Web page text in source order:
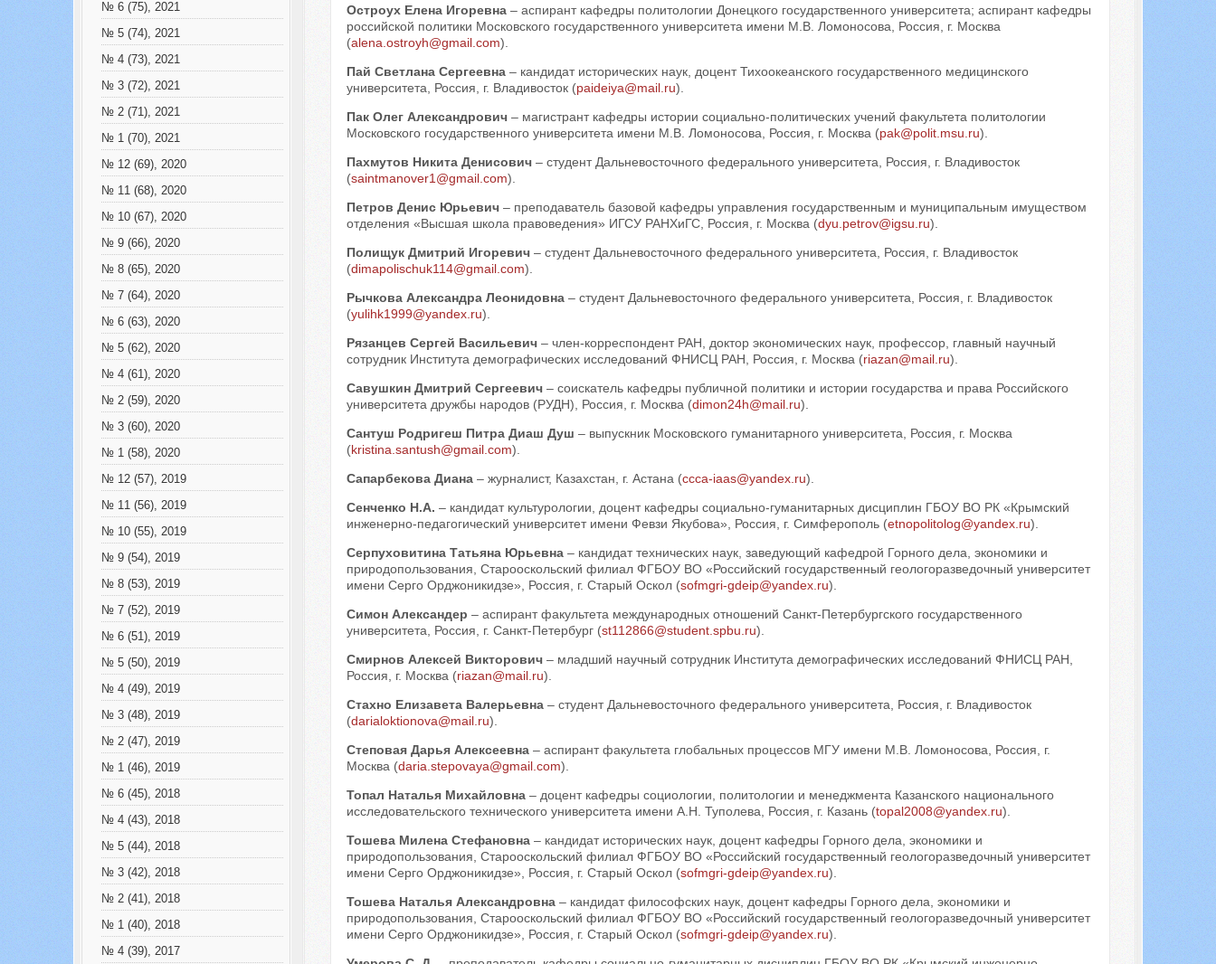
№ 6 (75), 2021
№ 5 (74), 2021
№ 4 (73), 2021
№ 3 (72), 2021
№ 2 (71), 2021
№ 1 (70), 2021
№ 12 (69), 2020
№ 11 (68), 2020
№ 10 (67), 2020
№ 9 (66), 2020
№ 8 (65), 2020
№ 7 (64), 2020
№ 6 (63), 2020
№ 5 (62), 2020
№ 4 (61), 2020
№ 2 (59), 2020
№ 3 (60), 2020
№ 1 (58), 2020
№ 12 (57), 2019
№ 11 (56), 2019
№ 10 (55), 2019
№ 9 (54), 2019
№ 8 (53), 2019
№ 7 (52), 2019
№ 6 (51), 2019
№ 5 (50), 2019
№ 4 (49), 2019
№ 3 (48), 2019
№ 2 (47), 2019
№ 1 (46), 2019
№ 6 (45), 2018
№ 4 (43), 2018
№ 5 (44), 2018
№ 3 (42), 2018
№ 2 (41), 2018
№ 1 (40), 2018
№ 4 (39), 2017
Остроух Елена Игоревна– аспирант кафедры политологии Донецкого государственного университета; аспирант кафедры
российской политики Московского государственного университета имени М.В. Ломоносова, Россия, г. Москва
(alena.ostroyh@gmail.com).
Пай Светлана Сергеевна– кандидат исторических наук, доцент Тихоокеанского государственного медицинского
университета, Россия, г. Владивосток (paideiya@mail.ru).
Пак Олег Александрович– магистрант кафедры истории социально-политических учений факультета политологии
Московского государственного университета имени М.В. Ломоносова, Россия, г. Москва (pak@polit.msu.ru).
Пахмутов Никита Денисович– студент Дальневосточного федерального университета, Россия, г. Владивосток
(saintmanover1@gmail.com).
Петров Денис Юрьевич– преподаватель базовой кафедры управления государственным и муниципальным имуществом
отделения «Высшая школа правоведения» ИГСУ РАНХиГС, Россия, г. Москва (dyu.petrov@igsu.ru).
Полищук Дмитрий Игоревич– студент Дальневосточного федерального университета, Россия, г. Владивосток
(dimapolischuk114@gmail.com).
Рычкова Александра Леонидовна– студент Дальневосточного федерального университета, Россия, г. Владивосток
(yulihk1999@yandex.ru).
Рязанцев Сергей Васильевич– член-корреспондент РАН, доктор экономических наук, профессор, главный научный
сотрудник Института демографических исследований ФНИСЦ РАН, Россия, г. Москва (riazan@mail.ru).
Савушкин Дмитрий Сергеевич– соискатель кафедры публичной политики и истории государства и права Российского
университета дружбы народов (РУДН), Россия, г. Москва (dimon24h@mail.ru).
Сантуш Родригеш Питра Диаш Душ – выпускник Московского гуманитарного университета, Россия, г. Москва
(kristina.santush@gmail.com).
Сапарбекова Диана– журналист, Казахстан, г. Астана (ccca-iaas@yandex.ru).
Сенченко Н.А. – кандидат культурологии, доцент кафедры социально-гуманитарных дисциплин ГБОУ ВО РК «Крымский
инженерно-педагогический университет имени Февзи Якубова», Россия, г. Симферополь (etnopolitolog@yandex.ru).
Серпуховитина Татьяна Юрьевна – кандидат технических наук, заведующий кафедрой Горного дела, экономики и
природопользования, Старооскольский филиал ФГБОУ ВО «Российский государственный геологоразведочный университет
имени Серго Орджоникидзе», Россия, г. Старый Оскол (sofmgri-gdeip@yandex.ru).
Симон Александер – аспирант факультета международных отношений Санкт-Петербургского государственного
университета, Россия, г. Санкт-Петербург (st112866@student.spbu.ru).
Смирнов Алексей Викторович– младший научный сотрудник Института демографических исследований ФНИСЦ РАН,
Россия, г. Москва (riazan@mail.ru).
Стахно Елизавета Валерьевна– студент Дальневосточного федерального университета, Россия, г. Владивосток
(darialoktionova@mail.ru).
Степовая Дарья Алексеевна– аспирант факультета глобальных процессов МГУ имени М.В. Ломоносова, Россия, г.
Москва (daria.stepovaya@gmail.com).
Топал Наталья Михайловна– доцент кафедры социологии, политологии и менеджмента Казанского национального
исследовательского технического университета имени А.Н. Туполева, Россия, г. Казань (topal2008@yandex.ru).
Тошева Милена Стефановна– кандидат исторических наук, доцент кафедры Горного дела, экономики и
природопользования, Старооскольский филиал ФГБОУ ВО «Российский государственный геологоразведочный университет
имени Серго Орджоникидзе», Россия, г. Старый Оскол (sofmgri-gdeip@yandex.ru).
Тошева Наталья Александровна– кандидат философских наук, доцент кафедры Горного дела, экономики и
природопользования, Старооскольский филиал ФГБОУ ВО «Российский государственный геологоразведочный университет
имени Серго Орджоникидзе», Россия, г. Старый Оскол (sofmgri-gdeip@yandex.ru).